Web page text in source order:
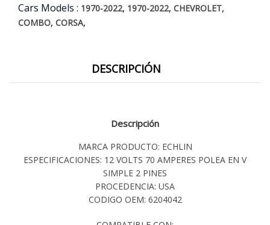
Cars Models : 1970-2022, 1970-2022, CHEVROLET,
COMBO, CORSA,
DESCRIPCIÓN
Descripción
MARCA PRODUCTO: ECHLIN
ESPECIFICACIONES: 12 VOLTS 70 AMPERES POLEA EN V
SIMPLE 2 PINES
PROCEDENCIA: USA
CODIGO OEM: 6204042